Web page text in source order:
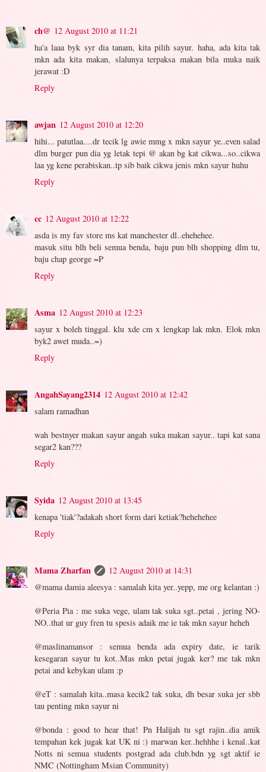
ch@ 12 August 2010 at 11:21
ha'a laaa byk syr dia tanam, kita pilih sayur. haha, ada kita tak
mkn ada kita makan, slalunya terpaksa makan bila muka naik
jerawat :D
Reply
awjan 12 August 2010 at 12:20
hihi... patutlaa....dr tecik lg awie mmg x mkn sayur ye..even salad
dlm burger pun dia yg letak tepi @ akan bg kat cikwa...so..cikwa
laa yg kene perabiskan..tp sib baik cikwa jenis mkn sayur huhu
Reply
cc 12 August 2010 at 12:22
asda is my fav store ms kat manchester dl..ehehehee.
masuk situ blh beli semua benda, baju pun blh shopping dlm tu,
baju chap george =P
Reply
Asma 12 August 2010 at 12:23
sayur x boleh tinggal. klu xde cm x lengkap lak mkn. Elok mkn
byk2 awet muda..=)
Reply
AngahSayang2314 12 August 2010 at 12:42
salam ramadhan
wah bestnyer makan sayur angah suka makan sayur.. tapi kat sana
segar2 kan???
Reply
Syida 12 August 2010 at 13:45
kenapa 'tiak'?adakah short form dari ketiak?hehehehee
Reply
Mama Zharfan
12 August 2010 at 14:31
@mama damia aleesya : samalah kita yer..yepp, me org kelantan :)
@Peria Pia : me suka vege, ulam tak suka sgt..petai , jering NO-
NO..that ur guy fren tu spesis adaik me ie tak mkn sayur heheh
@maslinamansor : semua benda ada expiry date, ie tarik
kesegaran sayur tu kot..Mas mkn petai jugak ker? me tak mkn
petai and kebykan ulam :p
@eT : samalah kita..masa kecik2 tak suka, dh besar suka jer sbb
tau penting mkn sayur ni
@bonda : good to hear that! Pn Halijah tu sgt rajin..dia amik
tempahan kek jugak kat UK ni :) marwan ker..hehhhe i kenal..kat
Notts ni semua students postgrad ada club.bdn yg sgt aktif ie
NMC (Nottingham Msian Community)